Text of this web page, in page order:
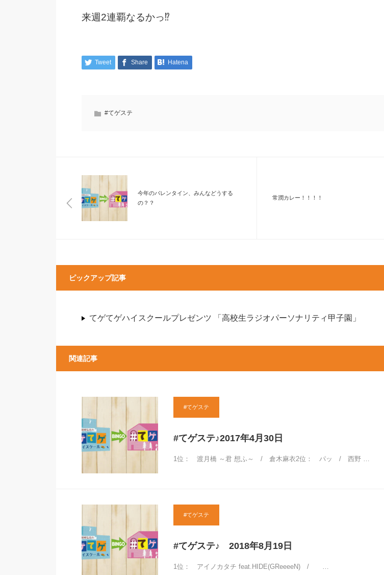
来週2連覇なるかっ⁉
Tweet Share Hatena
#てゲステ
今年のバレンタイン、みんなどうする
の？？
常潤カレー！！！！
ピックアップ記事
てゲてゲハイスクールプレゼンツ 「高校生ラジオパーソナリティ甲子園」
関連記事
#てゲステ
#てゲステ♪2017年4月30日
1位： 渡月橋 ～君 想ふ～ / 倉木麻衣2位： パッ / 西野 …
#てゲステ
#てゲステ♪ 2018年8月19日
1位： アイノカタチ feat.HIDE(GReeeeN) / …